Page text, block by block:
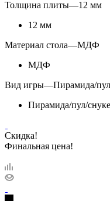
Толщина плиты—12 мм
12 мм
Материал стола—МДФ
МДФ
Вид игры—Пирамида/
Пирамида/пул/
Скидка!
Финальная цена!